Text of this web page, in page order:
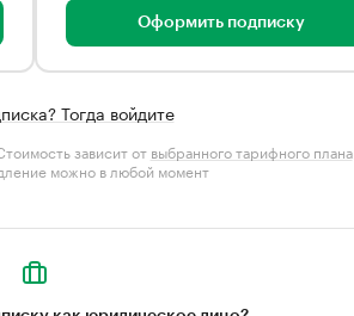
Оформить подписку
Тогда войдите
зависит от выбранного тарифного плана.
можно в любой момент